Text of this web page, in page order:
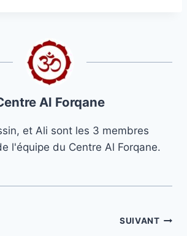
Al Forqane
et Ali sont les 3 membres
l'équipe du Centre Al Forqane.
SUIVANT